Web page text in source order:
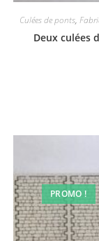
Culées de ponts,
Deux culées
PROMO !